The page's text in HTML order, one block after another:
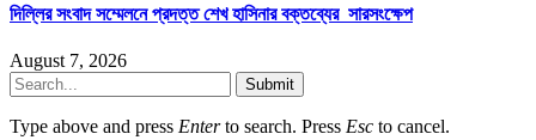
দিল্লির সংবাদ সম্মেলনে প্রদত্ত শেখ হাসিনার বক্তব্যের সারসংক্ষেপ
August 7, 2026
Submit
Type above and press Enterto search. Press Esc to cancel.